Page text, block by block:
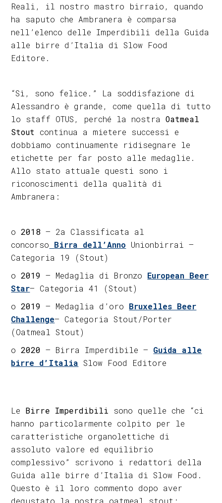
Reali, il nostro mastro birraio, quando
ha saputo che Ambranera è comparsa
nell’elenco delle Imperdibili della Guida
alle birre d’Italia di Slow Food
Editore.
“Sì, sono felice.” La soddisfazione di
Alessandro è grande, come quella di tutto
lo staff OTUS, perché la nostraOatmeal
Stout continua a mietere successi e
dobbiamo continuamente ridisegnare le
etichette per far posto alle medaglie.
Allo stato attuale questi sono i
riconoscimenti della qualità di
Ambranera:
o2018 – 2a Classificata al
concorso Birra dell’Anno Unionbirrai –
Categoria 19 (Stout)
o2019 – Medaglia di Bronzo European Beer
Star– Categoria 41 (Stout)
o2019 – Medaglia d’oro Bruxelles Beer
Challenge– Categoria Stout/Porter
(Oatmeal Stout)
o2020 – Birra Imperdibile – Guida alle
birre d’Italia Slow Food Editore
Le Birre Imperdibili sono quelle che “ci
hanno particolarmente colpito per le
caratteristiche organolettiche di
assoluto valore ed equilibrio
complessivo” scrivono i redattori della
Guida alle birre d’Italia di Slow Food.
Questo è il loro commento dopo aver
degustato la nostra oatmeal stout: